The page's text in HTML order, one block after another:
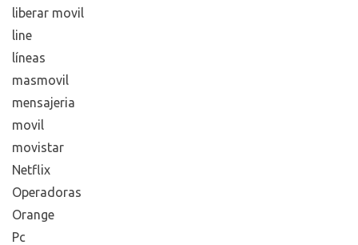
liberar movil
line
líneas
masmovil
mensajeria
movil
movistar
Netflix
Operadoras
Orange
Pc